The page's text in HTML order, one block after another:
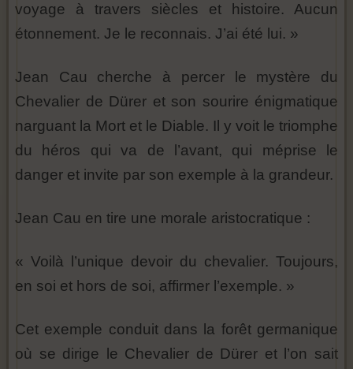
voyage à travers siècles et histoire. Aucun
étonnement. Je le reconnais. J’ai été lui. »
Jean Cau cherche à percer le mystère du
Chevalier de Dürer et son sourire énigmatique
narguant la Mort et le Diable. Il y voit le triomphe
du héros qui va de l’avant, qui méprise le
danger et invite par son exemple à la grandeur.
Jean Cau en tire une morale aristocratique :
« Voilà l’unique devoir du chevalier. Toujours,
en soi et hors de soi, affirmer l’exemple. »
Cet exemple conduit dans la forêt germanique
où se dirige le Chevalier de Dürer et l’on sait